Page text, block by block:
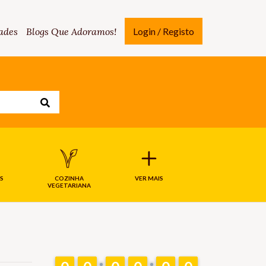
Blogs Que Adoramos! Login / Registo
COZINHA
VEGETARIANA
VER MAIS